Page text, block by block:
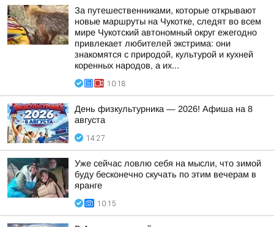
За путешественниками, которые открывают
новые маршруты на Чукотке, следят во всем
мире Чукотский автономный округ ежегодно
привлекает любителей экстрима: они
знакомятся с природой, культурой и кухней
коренных народов, а их...
10:18
День физкультурника — 2026! Афиша на 8
августа
14:27
Уже сейчас ловлю себя на мысли, что зимой
буду бесконечно скучать по этим вечерам в
яранге
10:15